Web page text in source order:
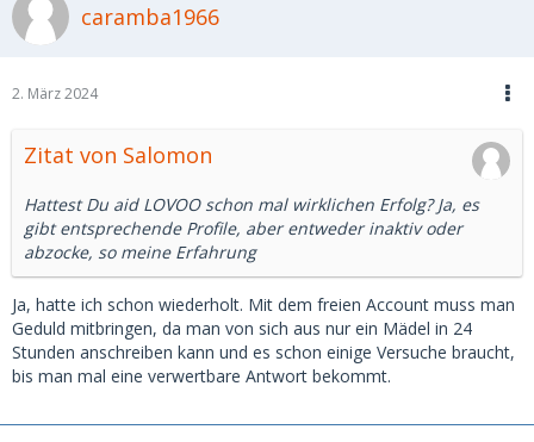
caramba1966
2. März 2024
Zitat von Salomon
Hattest Du aid LOVOO schon mal wirklichen Erfolg? Ja, es
gibt entsprechende Profile, aber entweder inaktiv oder
abzocke, so meine Erfahrung
Ja, hatte ich schon wiederholt. Mit dem freien Account muss man
Geduld mitbringen, da man von sich aus nur ein Mädel in 24
Stunden anschreiben kann und es schon einige Versuche braucht,
bis man mal eine verwertbare Antwort bekommt.